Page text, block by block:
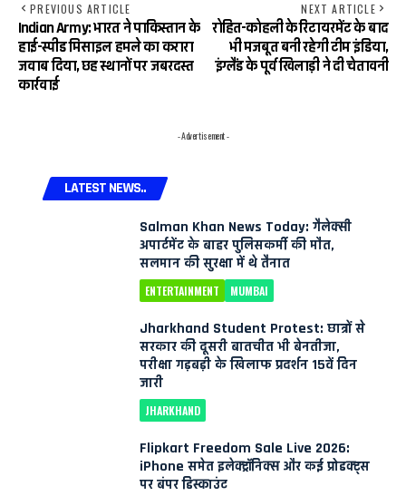
PREVIOUS ARTICLE
Indian Army: भारत ने पाकिस्तान के
हाई-स्पीड मिसाइल हमले का करारा
जवाब दिया, छह स्थानों पर जबरदस्त
कार्रवाई
NEXT ARTICLE
रोहित-कोहली के रिटायरमेंट के बाद
भी मजबूत बनी रहेगी टीम इंडिया,
इंग्लैंड के पूर्व खिलाड़ी ने दी चेतावनी
- Advertisement -
LATEST NEWS..
Salman Khan News Today: गैलेक्सी
अपार्टमेंट के बाहर पुलिसकर्मी की मौत,
सलमान की सुरक्षा में थे तैनात
ENTERTAINMENT MUMBAI
Jharkhand Student Protest: छात्रों से
सरकार की दूसरी बातचीत भी बेनतीजा,
परीक्षा गड़बड़ी के खिलाफ प्रदर्शन 15वें दिन
जारी
JHARKHAND
Flipkart Freedom Sale Live 2026:
iPhone समेत इलेक्ट्रॉनिक्स और कई प्रोडक्ट्स
पर बंपर डिस्काउंट